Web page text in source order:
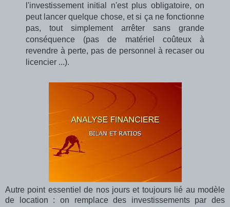
l'investissement initial n'est plus obligatoire, on
peut lancer quelque chose, et si ça ne fonctionne
pas, tout simplement arrêter sans grande
conséquence (pas de matériel coûteux à
revendre à perte, pas de personnel à recaser ou
licencier ...).
Autre point essentiel de nos jours et toujours lié au modèle
de location : on remplace des investissements par des